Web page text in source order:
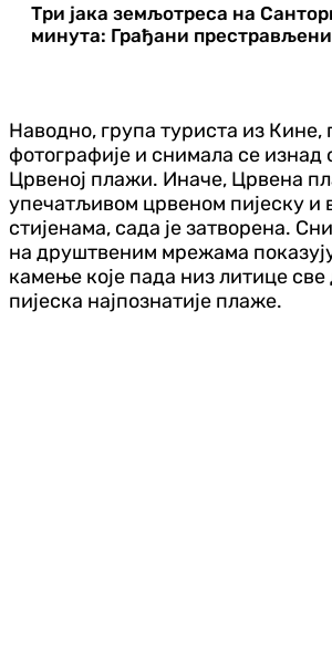
Три јака земљотреса на
минута: Грађани престрављени
Наводно, група туриста из Кине,
фотографије и снимала се изнад
Црвеној плажи. Иначе, Црвена
упечатљивом црвеном пијеску и
стијенама, сада је затворена.
на друштвеним мрежама
камење које пада низ литице све
пијеска најпознатије плаже.